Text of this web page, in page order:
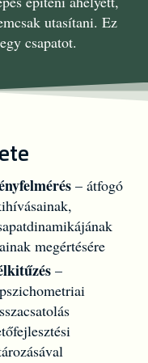
utasítani. Ez
csapatot.
– átfogó
megértésére
–